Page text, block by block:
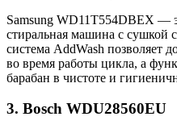
Samsung WD11T554DBEX —
стиральная машина с сушкой
система AddWash позволяет
во время работы цикла, а
барабан в чистоте и
3. Bosch WDU28560EU